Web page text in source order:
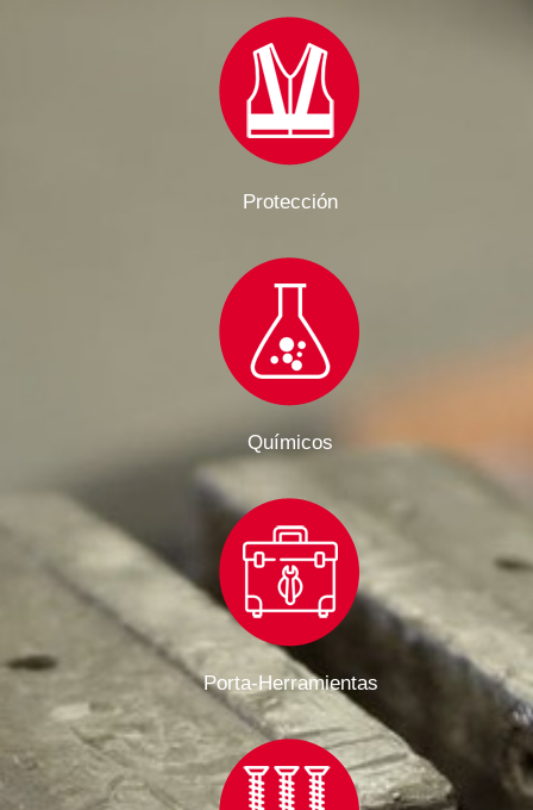
Protección
Químicos
Porta-Herramientas